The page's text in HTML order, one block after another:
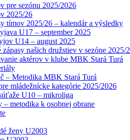
pre sezónu 2025/2026
2025/26
tímov 2025/26 – kalendár a výsledky
U17 – september 2025
U14 – august 2025
zápasy našich družstiev v sezóne 2025/
aktérov v klube MBK Stará Turá
– Metodika MBK Stará Turá
mládežnícke kategórie 2025/2026
U10 – mikroliga
– metodika k osobnej obrane
ženy U2003